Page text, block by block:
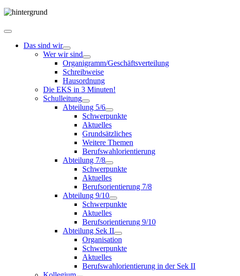
Das sind wir
Wer wir sind
Organigramm/Geschäftsverteilung
Schreibweise
Hausordnung
Die EKS in 3 Minuten!
Schulleitung
Abteilung 5/6
Schwerpunkte
Aktuelles
Grundsätzliches
Weitere Themen
Berufswahlorientierung
Abteilung 7/8
Schwerpunkte
Aktuelles
Berufsorientierung 7/8
Abteilung 9/10
Schwerpunkte
Aktuelles
Berufsorientierung 9/10
Abteilung Sek II
Organisation
Schwerpunkte
Aktuelles
Berufswahlorientierung in der Sek II